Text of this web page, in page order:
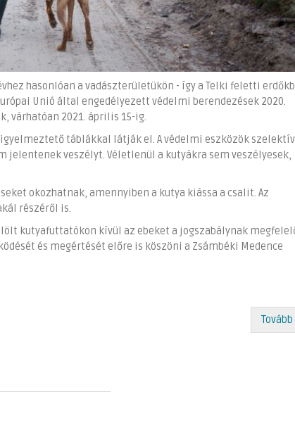
hasonlóan a vadászterületükön - így a Telki feletti
Unió által engedélyezett védelmi berendezések 2020.
várhatóan 2021. április 15-ig.
táblákkal látják el. A védelmi eszközök szelektív
veszélyt. Véletlenül a kutyákra sem veszélyesek,
okozhatnak, amennyiben a kutya kiássa a csalit. Az
részéről is.
kutyafuttatókon kívül az ebeket a jogszabálynak
és megértését előre is köszöni a Zsámbéki Medence
Tovább